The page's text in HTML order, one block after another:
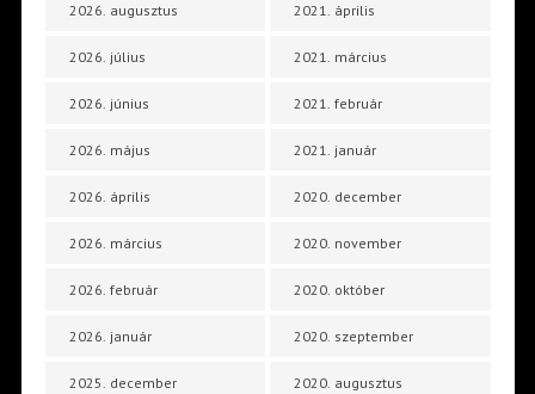
2026. augusztus
2026. július
2026. június
2026. május
2026. április
2026. március
2026. február
2026. január
2025. december
2021. április
2021. március
2021. február
2021. január
2020. december
2020. november
2020. október
2020. szeptember
2020. augusztus